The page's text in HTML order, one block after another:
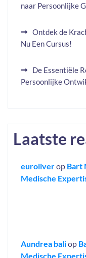
naar Persoonlijke
Ontdek de
Nu Een Cursus!
De Essentiële
Persoonlijke
Laatste
euroliverop Bart
Medische
Aundrea baliop
Medische